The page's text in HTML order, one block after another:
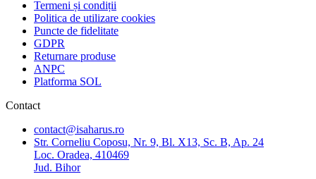
Termeni și condiții
Politica de utilizare cookies
Puncte de fidelitate
GDPR
Returnare produse
ANPC
Platforma SOL
Contact
contact@isaharus.ro
Str. Corneliu Coposu, Nr. 9, Bl. X13, Sc. B, Ap. 24
Loc. Oradea, 410469
Jud. Bihor